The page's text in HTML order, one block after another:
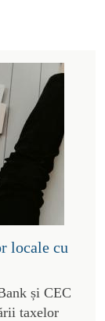
locale cu
și CEC
taxelor